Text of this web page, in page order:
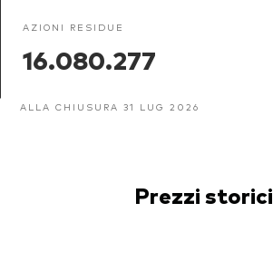
AZIONI RESIDUE
16.080.277
ALLA CHIUSURA 31 LUG 2026
Prezzi storici